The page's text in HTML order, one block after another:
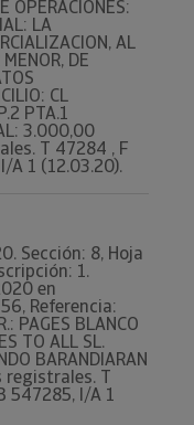
OPERACIONES:
LA
AL
DE
CL
PTA.1
3.000,00
T 47284 , F
A 1 (12.03.20).
Sección: 8, Hoja
1.
en
Referencia:
PAGES BLANCO
TO ALL SL.
BARANDIARAN
registrales. T
547285, I/A 1